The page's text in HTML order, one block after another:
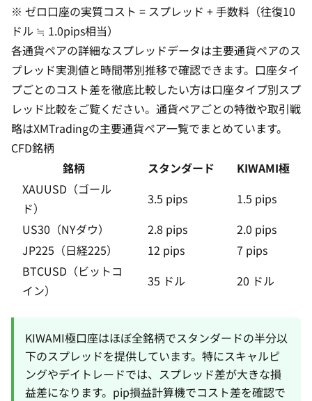
※ ゼロ口座の実質コスト = スプレッド + 手数料（往復10
ドル ≒ 1.0pips相当）
各通貨ペアの詳細なスプレッドデータは主要通貨ペアのス
プレッド実測値と時間帯別推移で確認できます。口座タイ
プごとのコスト差を徹底比較したい方は口座タイプ別スプ
レッド比較をご覧ください。通貨ペアごとの特徴や取引戦
略はXMTradingの主要通貨ペア一覧でまとめています。
CFD銘柄
銘柄
スタンダード
KIWAMI極
XAUUSD（ゴール
ド）
3.5 pips
1.5 pips
US30（NYダウ）
2.8 pips
2.0 pips
JP225（日経225）
12 pips
7 pips
BTCUSD（ビットコ
イン）
35 ドル 20 ドル
KIWAMI極口座はほぼ全銘柄でスタンダードの半分以
下のスプレッドを提供しています。特にスキャルピ
ングやデイトレードでは、スプレッド差が大きな損
益差になります。 pip損益計算機でコスト差を確認で